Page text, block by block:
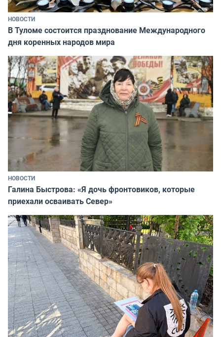
НОВОСТИ
В Туломе состоится празднование Международного
дня коренных народов мира
НОВОСТИ
Галина Быстрова: «Я дочь фронтовиков, которые
приехали осваивать Север»